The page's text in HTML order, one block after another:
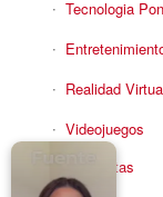
Tecnologia
Realidad
Videojuegos
Reciba Ofertas